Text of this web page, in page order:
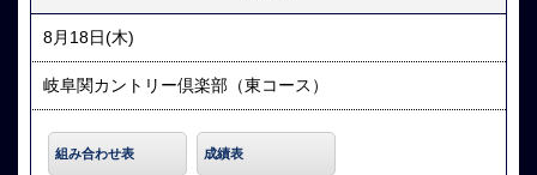
8月18日(木)
岐阜関カントリー倶楽部（東コース）
組み合わせ表 成績表